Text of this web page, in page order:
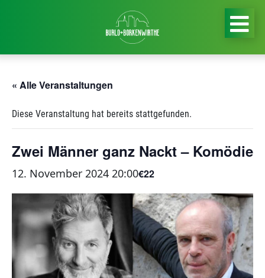
« Alle Veranstaltungen
Diese Veranstaltung hat bereits stattgefunden.
Zwei Männer ganz Nackt – Komödie
12. November 2024 20:00€22